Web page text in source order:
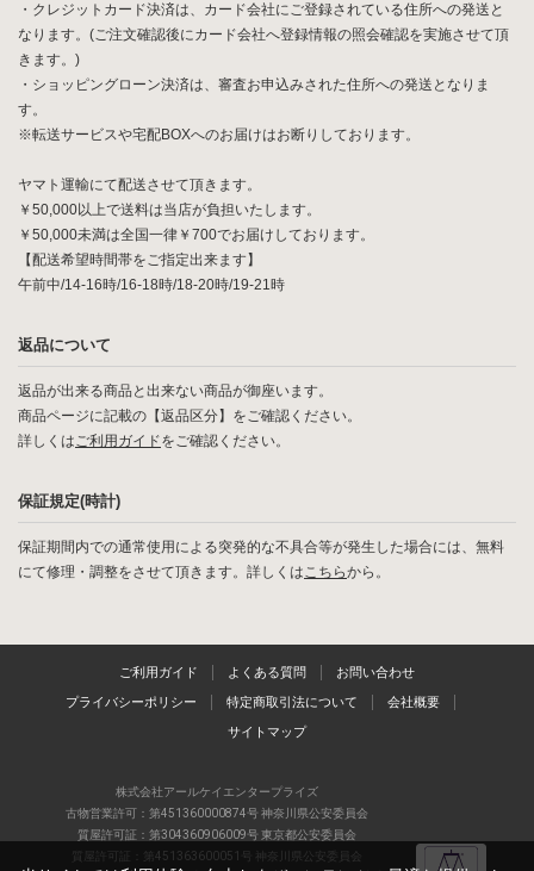
・クレジットカード決済は、カード会社にご登録されている住所への発送と
なります。(ご注文確認後にカード会社へ登録情報の照会確認を実施させて頂
きます。)
・ショッピングローン決済は、審査お申込みされた住所への発送となりま
す。
※転送サービスや宅配BOXへのお届けはお断りしております。
ヤマト運輸にて配送させて頂きます。
￥50,000以上で送料は当店が負担いたします。
￥50,000未満は全国一律￥700でお届けしております。
【配送希望時間帯をご指定出来ます】
午前中/14-16時/16-18時/18-20時/19-21時
返品について
返品が出来る商品と出来ない商品が御座います。
商品ページに記載の【返品区分】をご確認ください。
詳しくはご利用ガイドをご確認ください。
保証規定(時計)
保証期間内での通常使用による突発的な不具合等が発生した場合には、無料
にて修理・調整をさせて頂きます。詳しくはこちらから。
ご利用ガイド よくある質問 お問い合わせ
プライバシーポリシー 特定商取引法について 会社概要
サイトマップ
株式会社アールケイエンタープライズ
古物営業許可：第451360000874号 神奈川県公安委員会
質屋許可証：第304360906009号 東京都公安委員会
質屋許可証：第451363600051号 神奈川県公安委員会